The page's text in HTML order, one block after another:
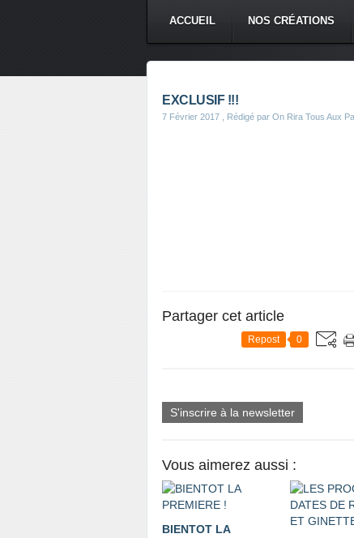
ACCUEIL NOS CRÉATIONS
EXCLUSIF !!!
7 Février 2017 , Rédigé par On Rira Tous Aux
Partager cet article
Repost 0
S'inscrire à la newsletter
Vous aimerez aussi :
BIENTOT LA